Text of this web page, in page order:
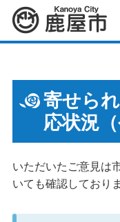
鹿屋市
寄せら
応状況（
いただいたご意見は
いても確認しており